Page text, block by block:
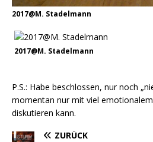
2017@M. Stadelmann
2017@M. Stadelmann
P.S.: Habe beschlossen, nur noch
momentan nur mit viel
diskutieren kann.
ZURÜCK